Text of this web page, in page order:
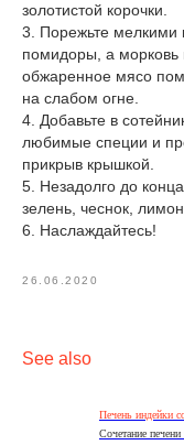
золотистой корочки.
3. Порежьте мелкими
помидоры, а
обжаренное мясо
на слабом огне.
4. Добавьте в
любимые специи и
прикрыв крышкой.
5. Незадолго до
зелень, чеснок,
6. Наслаждайтесь!
26.06.2020
See also
Печень индейки
Сочетание